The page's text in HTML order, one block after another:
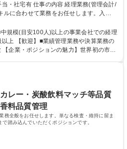
経理業務(管理会計/
ルに合わせて業務をお任せします。入社
協力しながら、ご経験や希望に応じて得
度会計】■月次・四半
■税務関連業務 ■経費精算業務 ■販売関
■固定資産管理 等 【管理会計】■業績・
馴染み大塚G/在宅勤務・住宅手当・社宅
規模(目安100人)以上の事業会社での経理
上 【歓迎】■業績管理業務や決算業務の
挑戦する文化」のもと、制度会計だけで
にも携われます。経理として専門性を
できる環境で、腰を据えてなキャリアを
レー・炭酸飲料マッチ等品質
料品質管理
務全般をお任せします。単なる検査・維持に留ま
踏み込んでいただくポジションです。